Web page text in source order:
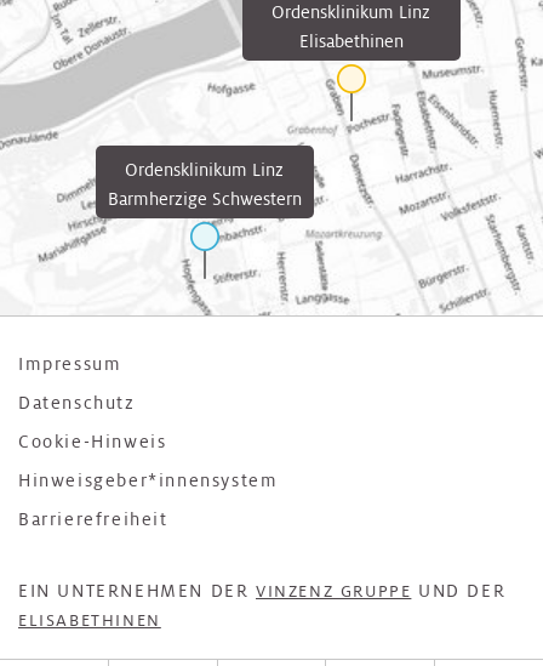
Ordensklinikum Linz
Barmherzige Schwestern
Ordensklinikum Linz
Elisabethinen
Impressum
Datenschutz
Cookie-Hinweis
Hinweisgeber*innensystem
Barrierefreiheit
EIN UNTERNEHMEN DER VINZENZ GRUPPE UND DER
ELISABETHINEN